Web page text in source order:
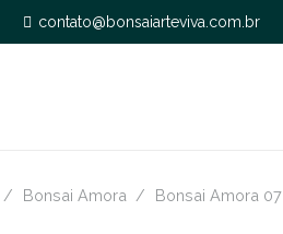
contato@bonsaiarteviva.com.br
/ Bonsai Amora / Bonsai Amora